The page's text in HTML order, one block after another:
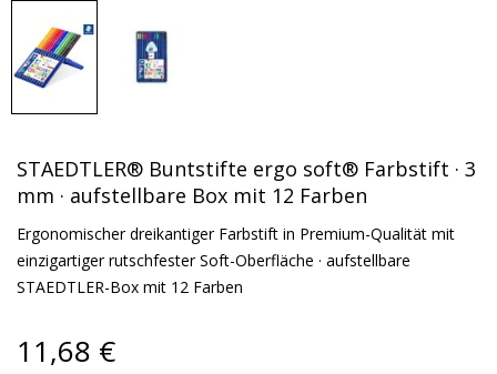
STAEDTLER® Buntstifte ergo soft® Farbstift · 3
mm · aufstellbare Box mit 12 Farben
Ergonomischer dreikantiger Farbstift in Premium-Qualität mit
einzigartiger rutschfester Soft-Oberfläche · aufstellbare
STAEDTLER-Box mit 12 Farben
11,68 €